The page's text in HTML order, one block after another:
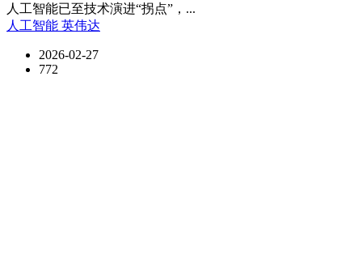
人工智能已至技术演进“拐点”，...
人工智能 英伟达
2026-02-27
772